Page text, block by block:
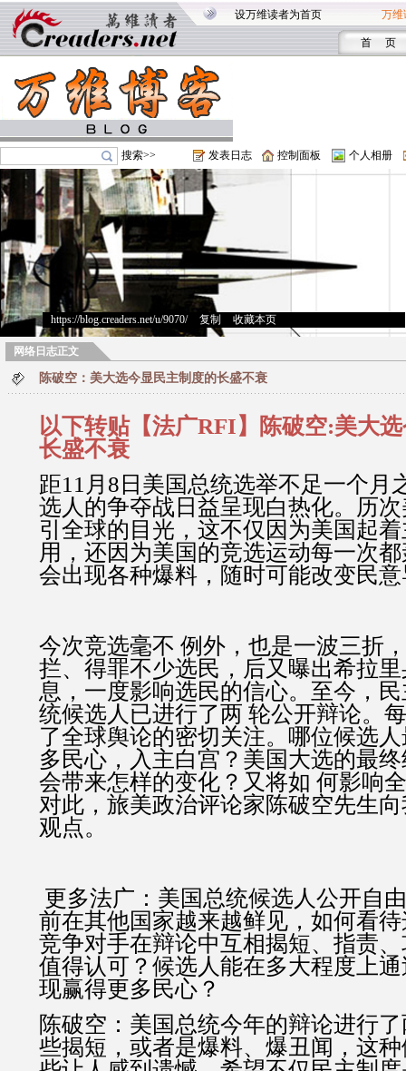
设万维读者为首页 万维
首 页
搜索>> 发表日志 控制面板 个人相册
https://blog.creaders.net/u/9070/> 复制 收藏本页
网络日志正文
陈破空：美大选今显民主制度的长盛不衰
以下转贴【法广RFI】陈破空:美大
长盛不衰
距11月8日美国总统选举不足一个月
选人的争夺战日益呈现白热化。历
引全球的目光，这不仅因为美国起
用，还因为美国的竞选运动每一次
会出现各种爆料，随时可能改变民
今次竞选毫不 例外，也是一波三折
拦、得罪不少选民，后又曝出希拉
息，一度影响选民的信心。至今，
统候选人已进行了两 轮公开辩论。
了全球舆论的密切关注。哪位候选
多民心，入主白宫？美国大选的最
会带来怎样的变化？又将如 何影响
对此，旅美政治评论家陈破空先生
观点。
更多法广：美国总统候选人公开自
前在其他国家越来越鲜见，如何看
竞争对手在辩论中互相揭短、指责
值得认可？候选人能在多大程度上
现赢得更多民心？
陈破空：美国总统今年的辩论进行
些揭短，或者是爆料、爆丑闻，这